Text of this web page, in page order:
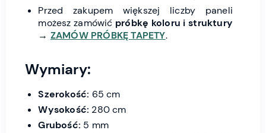
Przed zakupem większej liczby paneli
możesz zamówić próbkę koloru i struktury
→ ZAMÓW PRÓBKĘ TAPETY.
Wymiary:
Szerokość: 65 cm
Wysokość: 280 cm
Grubość: 5 mm